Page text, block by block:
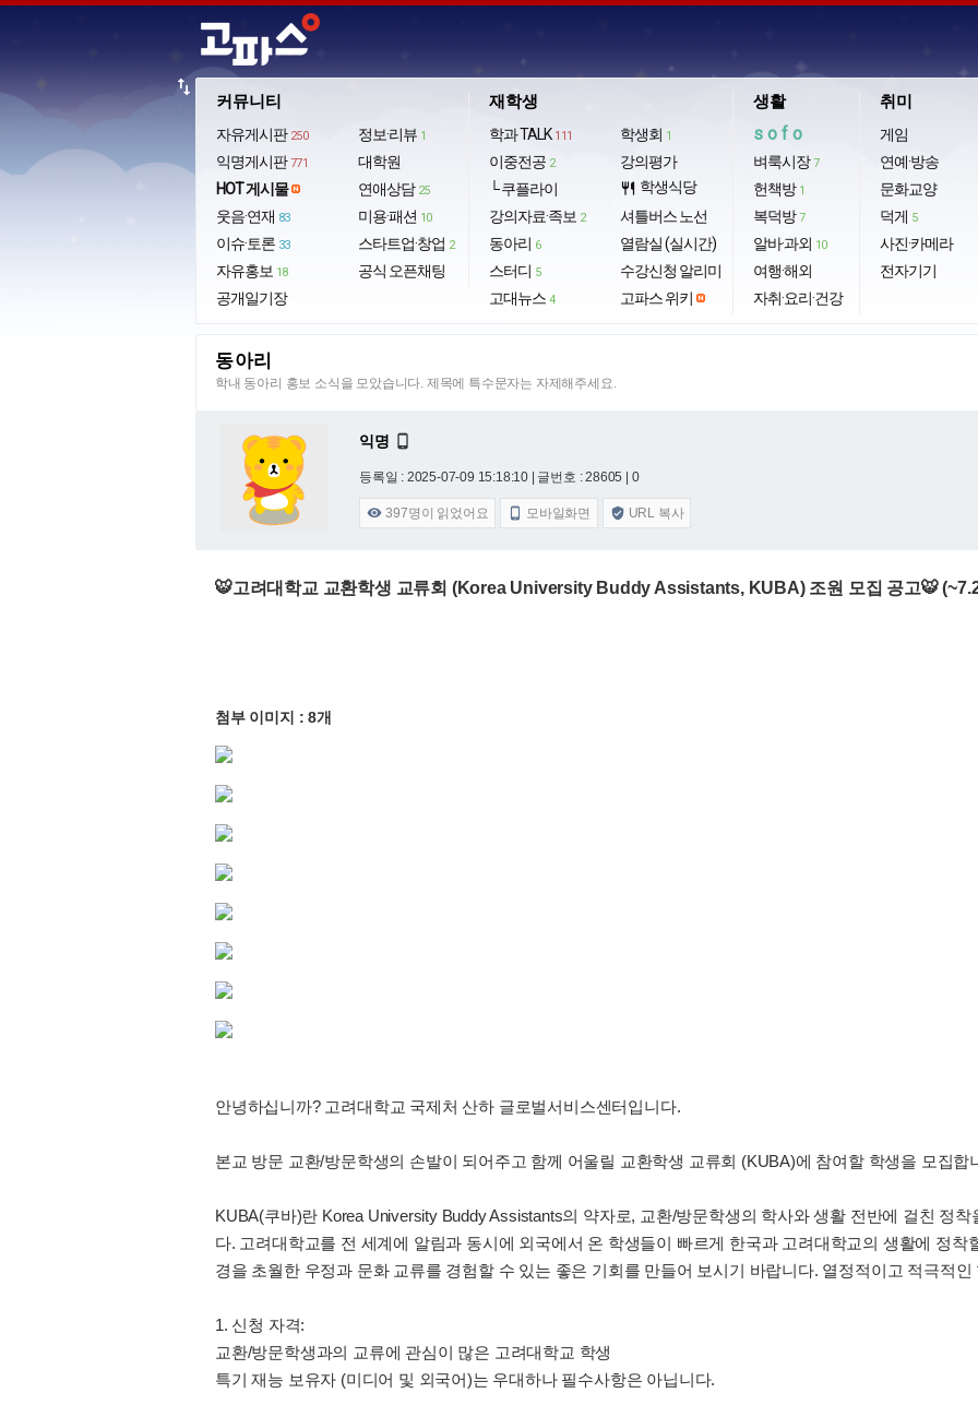
커뮤니티
자유게시판 250
익명게시판 771
HOT 게시물
웃음·연재 83
이슈·토론 33
자유홍보 18
공개일기장
정보·리뷰 1
대학원
연애상담 25
미용·패션 10
스타트업·창업 2
공식 오픈채팅
재학생
학과 TALK 111
이중전공 2
└ 쿠플라이
강의자료·족보 2
동아리 6
스터디 5
고대뉴스 4
학생회 1
강의평가
restaurant 학생식당
셔틀버스 노선
열람실 (실시간)
수강신청 알리미
고파스 위키
생활
sofo
벼룩시장 7
헌책방 1
복덕방 7
알바·과외 10
여행·해외
자취·요리·건강
취미
게임
연예·방송
문화교양
덕게 5
사진·카메라
전자기기
import_export
동아리
학내 동아리 홍보 소식을 모았습니다. 제목에 특수문자는 자제해주세요.
익명 
등록일 : 2025-07-09 15:18:10 | 글번호 : 28605 | 0
 397명이 읽었어요  모바일화면  URL 복사
🐯고려대학교 교환학생 교류회 (Korea University Buddy Assistants, KUBA) 조원 모집 공고🐯
첨부 이미지 : 8개
안녕하십니까? 고려대학교 국제처 산하 글로벌서비스센터입니다.
본교 방문 교환/방문학생의 손발이 되어주고 함께 어울릴 교환학생 교류회 (KUBA)에 참여할 학생을 모집합
KUBA(쿠바)란 Korea University Buddy Assistants의 약자로, 교환/방문학생의 학사와 생활 전반에 걸친 정
다. 고려대학교를 전 세계에 알림과 동시에 외국에서 온 학생들이 빠르게 한국과 고려대학교의 생활에 정착
경을 초월한 우정과 문화 교류를 경험할 수 있는 좋은 기회를 만들어 보시기 바랍니다. 열정적이고 적극적
1. 신청 자격:
교환/방문학생과의 교류에 관심이 많은 고려대학교 학생
특기 재능 보유자 (미디어 및 외국어)는 우대하나 필수사항은 아닙니다.